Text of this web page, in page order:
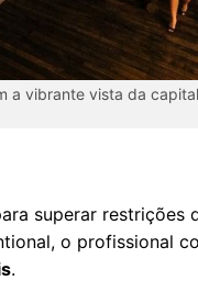
a vibrante vista da
superar restrições
o profissional
.